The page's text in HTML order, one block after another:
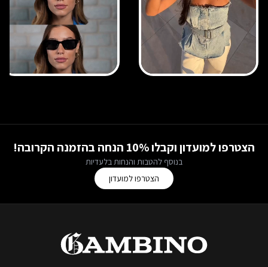
הצטרפו למועדון וקבלו 10% הנחה בהזמנה הקרובה!
בנוסף להטבות והנחות בלעדיות
הצטרפו למועדון